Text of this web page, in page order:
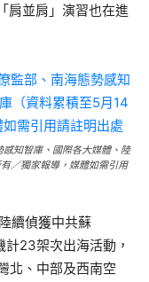
肩並肩」演習也在進
知智庫、國際各大媒體、陸
／獨家報導，媒體如需引用
續偵獲中共蘇
23架次出海活動，
北、中部及西南空